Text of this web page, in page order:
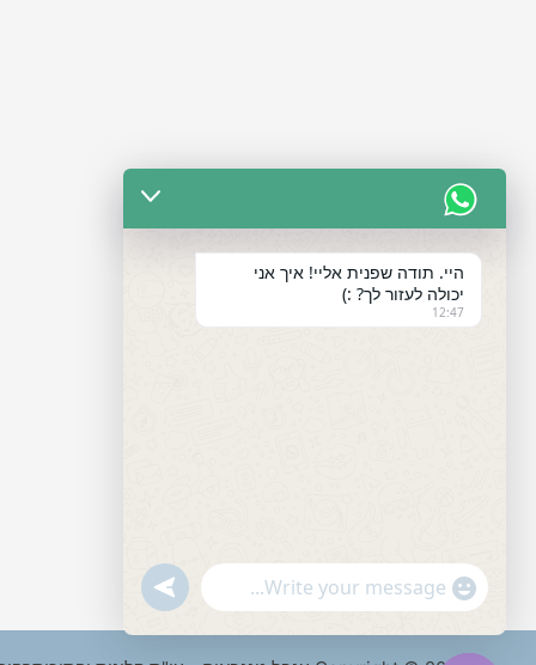
היי. תודה שפנית אליי! איך אני
יכולה לעזור לך? :)
12:47
"+chaty_settings.lang.emoji_picker+"
WhatsApp
undefined